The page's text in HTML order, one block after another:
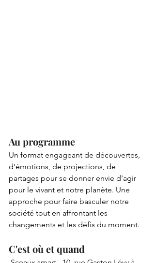
Au programme
Un format engageant de découvertes,
d'émotions, de projections, de
partages pour se donner envie d'agir
pour le vivant et notre planète. Une
approche pour faire basculer notre
société tout en affrontant les
changements et les défis du moment.
C'est où et quand